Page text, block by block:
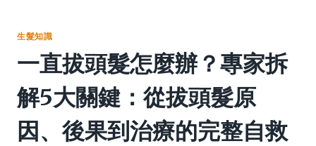
生髮知識
一直拔頭髮怎麼辦？專家拆
解5大關鍵：從拔頭髮原
因、後果到治療的完整自救